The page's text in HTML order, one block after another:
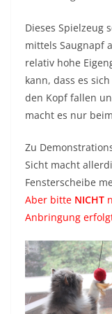
Dieses Spielzeug
mittels Saugnapf
relativ hohe
kann, dass es
den Kopf fallen
macht es nur
Zu
Sicht macht
Fensterscheibe
Aber bitte NICHT
Anbringung